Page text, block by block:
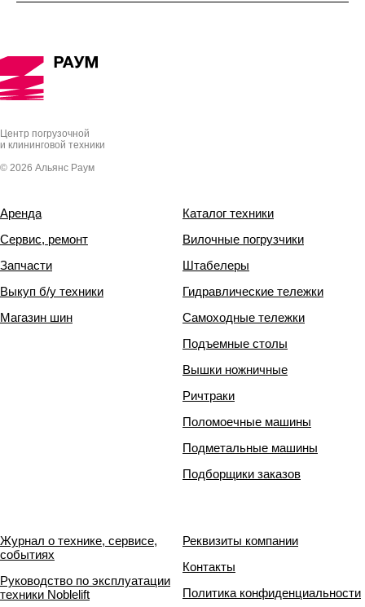
Центр погрузочной
и клининговой техники
© 2026 Альянс Раум
Аренда
Сервис, ремонт
Запчасти
Выкуп б/у техники
Магазин шин
Каталог техники
Вилочные погрузчики
Штабелеры
Гидравлические тележки
Самоходные тележки
Подъемные столы
Вышки ножничные
Ричтраки
Поломоечные машины
Подметальные машины
Подборщики заказов
Журнал о технике, сервисе,
событиях
Руководство по эксплуатации
техники Noblelift
Реквизиты компании
Контакты
Политика конфиденциальности